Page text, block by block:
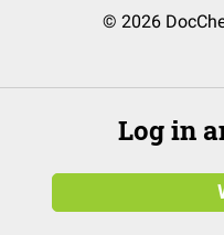
© 2026
Log in